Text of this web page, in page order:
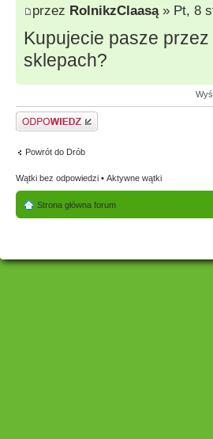
przez RolnikzClaasą» Pt, 8
Kupujecie pasze
sklepach?
Odpowiedz
Powrót do Drób
Wątki bez odpowiedzi • Aktywne wątki
Strona główna forum